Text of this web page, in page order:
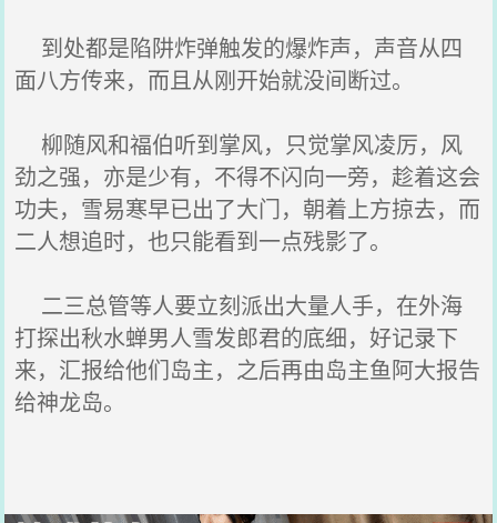
到处都是陷阱炸弹触发的爆炸声，声音从四
面八方传来，而且从刚开始就没间断过。
柳随风和福伯听到掌风，只觉掌风凌厉，风
劲之强，亦是少有，不得不闪向一旁，趁着这会
功夫，雪易寒早已出了大门，朝着上方掠去，而
二人想追时，也只能看到一点残影了。
二三总管等人要立刻派出大量人手，在外海
打探出秋水蝉男人雪发郎君的底细，好记录下
来，汇报给他们岛主，之后再由岛主鱼阿大报告
给神龙岛。